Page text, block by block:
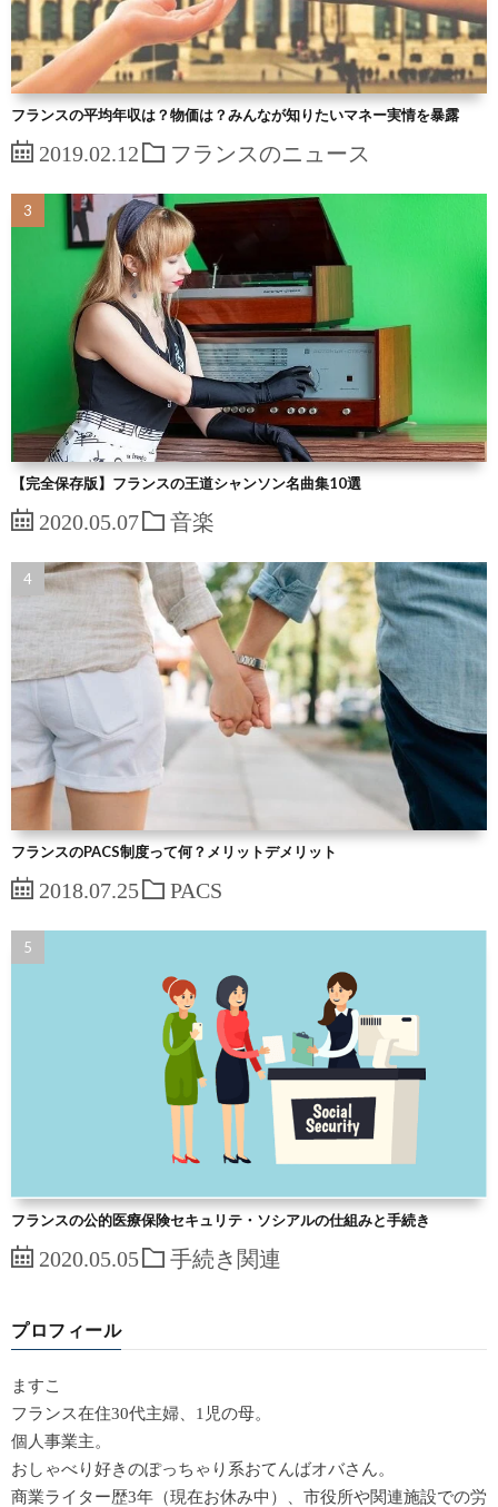
フランスの平均年収は？物価は？みんなが知りたいマネー実情を暴露
2019.02.12 フランスのニュース
【完全保存版】フランスの王道シャンソン名曲集10選
2020.05.07 音楽
フランスのPACS制度って何？メリットデメリット
2018.07.25 PACS
フランスの公的医療保険セキュリテ・ソシアルの仕組みと手続き
2020.05.05 手続き関連
プロフィール
ますこ
フランス在住30代主婦、1児の母。
個人事業主。
おしゃべり好きのぽっちゃり系おてんばオバさん。
商業ライター歴3年（現在お休み中）、市役所や関連施設での労